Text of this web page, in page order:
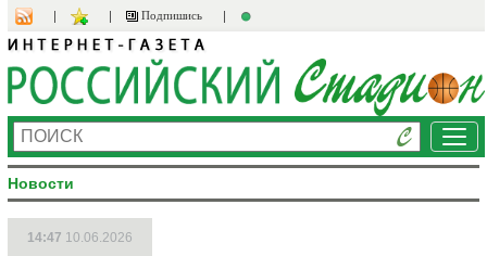
Подпишись
Новости
14:47 10.06.2026